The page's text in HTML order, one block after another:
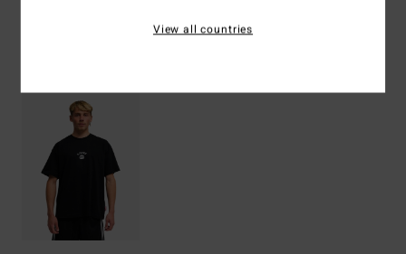
View all countries